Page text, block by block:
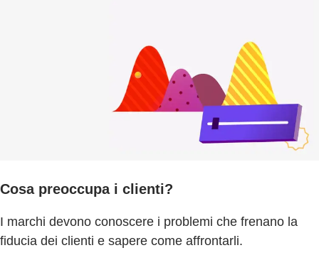
Cosa preoccupa i clienti?
I marchi devono conoscere i problemi che frenano la
fiducia dei clienti e sapere come affrontarli.